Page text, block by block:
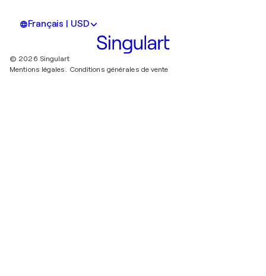
Français | USD
© 2026 Singulart
Mentions légales. Conditions générales de vente